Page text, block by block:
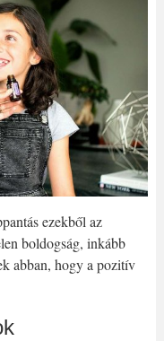
ezekből az
boldogság, inkább
abban, hogy a pozitív